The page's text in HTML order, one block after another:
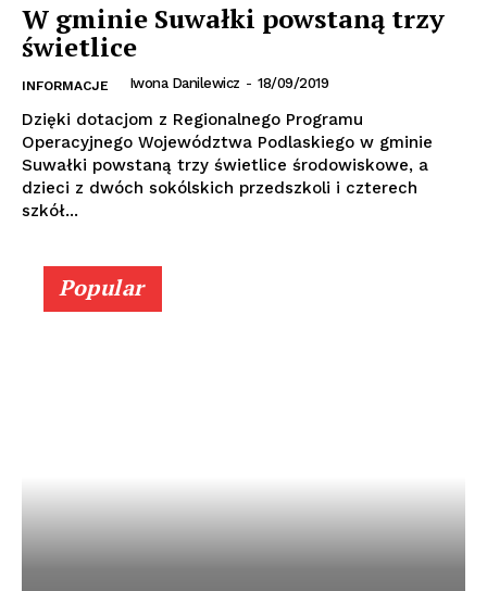
W gminie Suwałki powstaną trzy
świetlice
INFORMACJE Iwona Danilewicz - 18/09/2019
Dzięki dotacjom z Regionalnego Programu
Operacyjnego Województwa Podlaskiego w gminie
Suwałki powstaną trzy świetlice środowiskowe, a
dzieci z dwóch sokólskich przedszkoli i czterech
szkół...
Popular